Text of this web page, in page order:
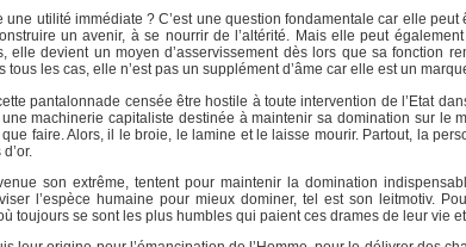
une utilité immédiate ? C’est une question fondamentale car elle
un avenir, à se nourrir de l’altérité. Mais elle peut
elle devient un moyen d’asservissement dès lors que sa fonction
les cas, elle n’est pas un supplément d’âme car elle est un
pantalonnade censée être hostile à toute intervention de l’Etat
une machinerie capitaliste destinée à maintenir sa domination sur le
faire. Alors, il le broie, le lamine et le laisse mourir. Partout, la
son extrême, tentent pour maintenir la domination
l’espèce humaine pour mieux dominer, tel est son leitmotiv.
toujours se sont les plus humbles qui paient ces drames de leur vie